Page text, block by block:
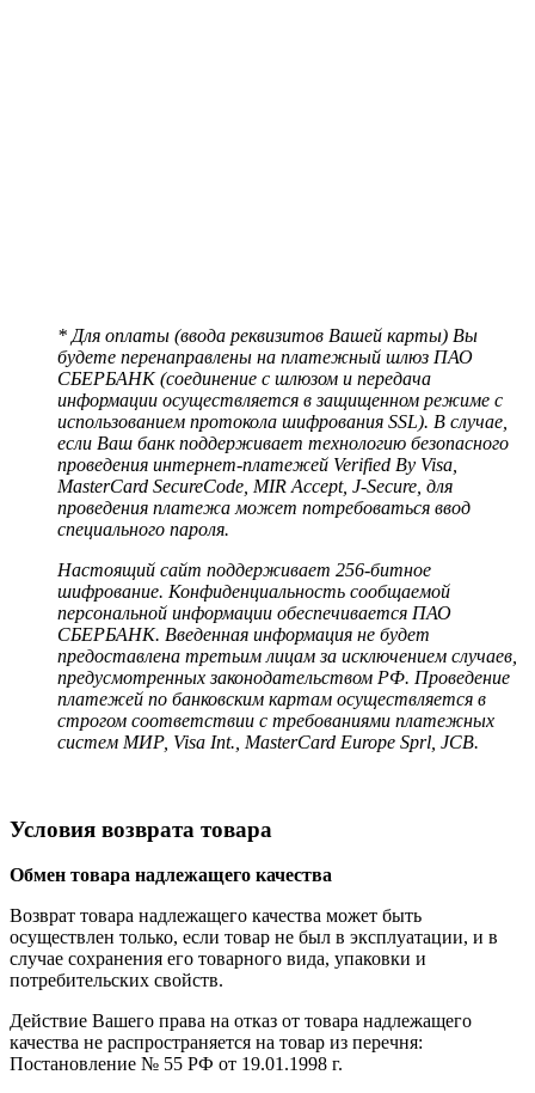
* Для оплаты (ввода реквизитов Вашей карты) Вы
будете перенаправлены на платежный шлюз ПАО
СБЕРБАНК (соединение с шлюзом и передача
информации осуществляется в защищенном режиме с
использованием протокола шифрования SSL). В случае,
если Ваш банк поддерживает технологию безопасного
проведения интернет-платежей Verified By Visa,
MasterCard SecureCode, MIR Accept, J-Secure, для
проведения платежа может потребоваться ввод
специального пароля.
Настоящий сайт поддерживает 256-битное
шифрование. Конфиденциальность сообщаемой
персональной информации обеспечивается ПАО
СБЕРБАНК. Введенная информация не будет
предоставлена третьим лицам за исключением случаев,
предусмотренных законодательством РФ. Проведение
платежей по банковским картам осуществляется в
строгом соответствии с требованиями платежных
систем МИР, Visa Int., MasterCard Europe Sprl, JCB.
Условия возврата товара
Обмен товара надлежащего качества
Возврат товара надлежащего качества может быть
осуществлен только, если товар не был в эксплуатации, и в
случае сохранения его товарного вида, упаковки и
потребительских свойств.
Действие Вашего права на отказ от товара надлежащего
качества не распространяется на товар из перечня:
Постановление № 55 РФ от 19.01.1998 г.